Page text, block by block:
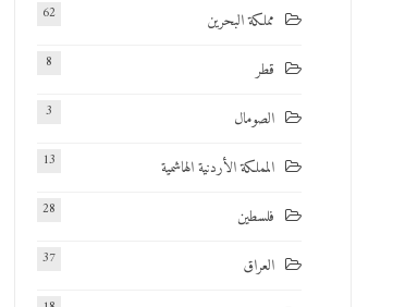
مملكة البحرين 62
قطر 8
الصومال 3
المملكة الأردنية الهاشمية 13
فلسطين 28
العراق 37